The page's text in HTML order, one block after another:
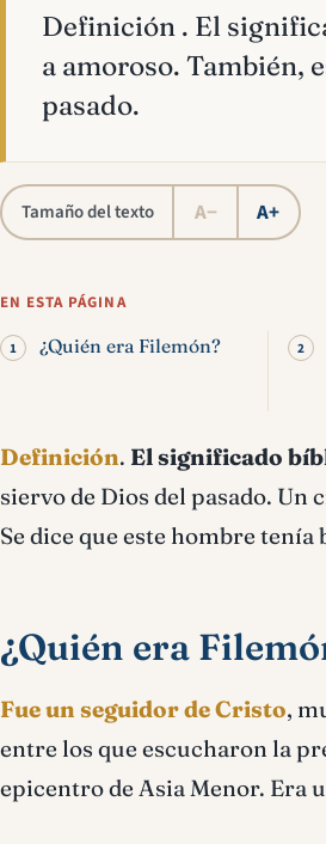
Definición . El
a amoroso. También,
pasado.
Tamaño del texto A− A+
EN ESTA PÁGINA
¿Quién era Filemón?
Definición. El significado
siervo de Dios del pasado. Un
Se dice que este hombre tenía
¿Quién era
Fue un seguidor de Cristo,
entre los que escucharon la
epicentro de Asia Menor. Era